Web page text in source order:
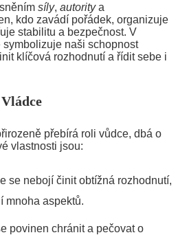
síly, autoritya
kdo zavádí pořádek, organizuje
stabilitu a bezpečnost. V
naši schopnost
klíčová rozhodnutí a řídit sebe i
přebírá roli vůdce, dbá o
vlastnosti jsou:
se nebojí činit obtížná rozhodnutí,
mnoha aspektů.
povinen chránit a pečovat o